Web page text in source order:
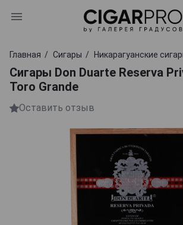
Главная Сигары Никарагуанские
Сигары Don Duarte Reserva
Toro Grande
Оставить отзыв